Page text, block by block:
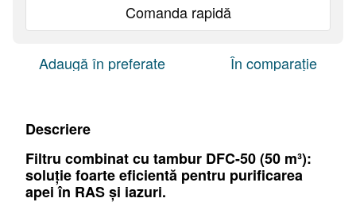
Comanda rapidă
Adaugă în preferate În comparație
Descriere
Filtru combinat cu tambur DFC-50 (50 m³):
soluție foarte eficientă pentru purificarea
apei în RAS și iazuri.